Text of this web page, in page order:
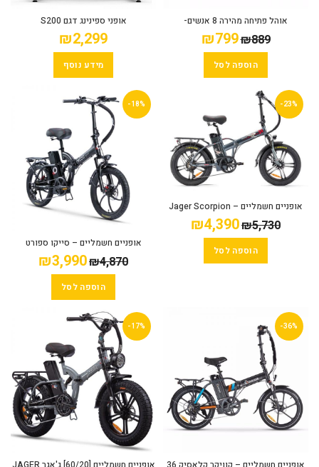
אוהל פתיחה מהירה 8 אנשים-
DISCOVERY
₪889
₪799
הוספה לסל
אופני ספינינג דגם S200
₪2,299
מידע נוסף
-23%
אופניים חשמליים – Jager Scorpion
S4 PRO₪5,730
₪4,390
הוספה לסל
-18%
אופניים חשמליים – סייקו ספורט
CYCOO SPORT X2
₪4,870
₪3,990
הוספה לסל
-36%
-17%